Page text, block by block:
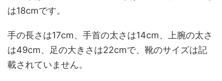
は18cmです。
手の長さは17cm、手首の太さは14cm、上腕の太さ
は49cm、足の大きさは22cmで、靴のサイズは記
載されていません。